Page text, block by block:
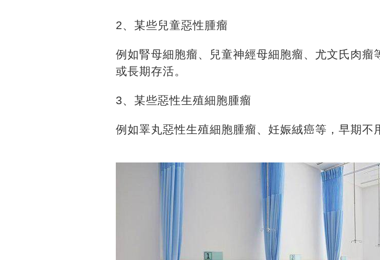
2、某些兒童惡性腫瘤
例如腎母細胞瘤、兒童神經母細胞瘤、尤文氏肉
或長期存活。
3、某些惡性生殖細胞腫瘤
例如睪丸惡性生殖細胞腫瘤、妊娠絨癌等，早期不